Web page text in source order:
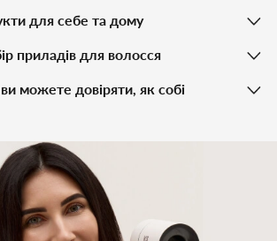
для себе та дому
приладів для волосся
можете довіряти, як собі